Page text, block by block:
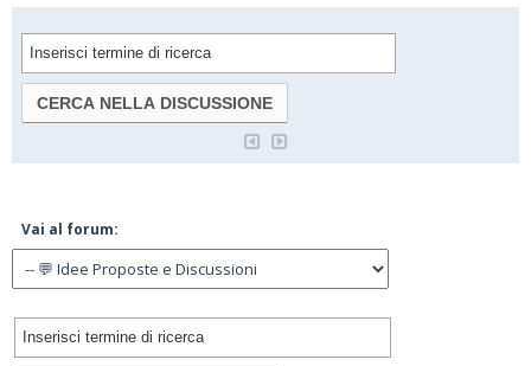
Vai al forum: